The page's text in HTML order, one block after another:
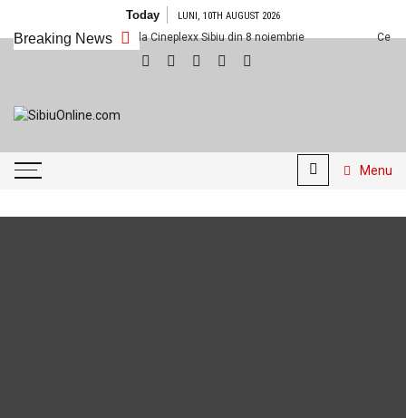
content
Today LUNI, 10TH AUGUST 2026
Breaking News
Ce filme noi vedem la Cineplexx Sibiu din 8 noiembrie Ce filme
Sibiu!!!
Menu